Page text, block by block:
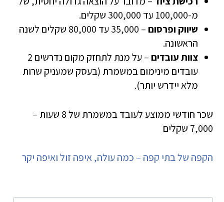
מ-100,000 עד 300,000 שקלים.
שיווק ופרסום
– 35,000 עד 80,000 שקלים לשנה
הראשונה.
צוות עובדים
– על מנת לתחזק מקום נדרשים 2
עובדים מינימום במשמרת (בעסק שמעניק שרות
מלא יידרש יותר).
שכר חודשי ממוצע לעובד במשמרת של 8 שעות –
7,000 שקלים
הקפה של בתי קפה – כמה עולה, איפה זול ואיפה יקר